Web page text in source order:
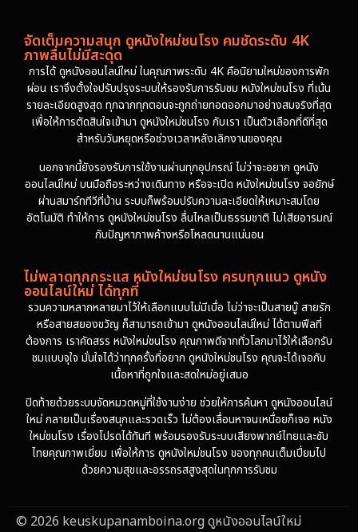
จัดเต็มความสนุก ดูหนังใหม่ชนโรง คมชัดระดับ 4K
ภาพลื่นไม่มีสะดุด
การได้ ดูหนังออนไลน์ใหม่ ในคุณภาพระดับ 4K คือนิยามใหม่ของการพัก
ผ่อน เราจึงตั้งใจปรับปรุงระบบให้รองรับการรับชม หนังใหม่ชนโรง ที่เน้น
รายละเอียดสูงสุด ทุกฉากทุกตอนจะถูกถ่ายทอดออกมาอย่างสมจริงที่สุด
เพื่อให้การตัดสินใจเข้ามา ดูหนังใหม่ชนโรง กับเรา เป็นตัวเลือกที่ดีที่สุด
สำหรับวันหยุดหรือช่วงเวลาหลังเลิกงานของคุณ
นอกจากนี้ยังรองรับการใช้งานผ่านทุกอุปกรณ์ ไม่ว่าจะอยาก ดูหนัง
ออนไลน์ใหม่ บนมือถือระหว่างเดินทาง หรือจะเปิด หนังใหม่ชนโรง จอยักษ์
ผ่านสมาร์ททีวีที่บ้าน ระบบก็พร้อมปรับความละเอียดให้เหมาะสมโดย
อัตโนมัติ ทำให้การ ดูหนังใหม่ชนโรง ลื่นไหลเป็นธรรมชาติ ไม่เสียอารมณ์
กับปัญหาภาพค้างหรือโหลดนานแน่นอน
ไม่พลาดทุกกระแส หนังใหม่ชนโรง ครบทุกแนว ดูหนัง
ออนไลน์ใหม่ ได้ทุกที่
รวมความหลากหลายมาไว้ให้เลือกแบบไม่มีเบื่อ ไม่ว่าจะเป็นสายบู๊ สายรัก
หรือสายสยองขวัญ ก็สามารถเข้ามา ดูหนังออนไลน์ใหม่ ได้ตามฟีลที่
ต้องการ เราคัดสรร หนังใหม่ชนโรง คุณภาพดีจากทั่วโลกมาไว้ให้เลือกรับ
ชมแบบจุใจ มั่นใจได้ว่าทุกครั้งที่อยาก ดูหนังใหม่ชนโรง คุณจะได้เจอกับ
เนื้อหาที่ถูกใจและสดใหม่อยู่เสมอ
ปิดท้ายด้วยระบบจัดหมวดหมู่ที่ใช้งานง่าย ช่วยให้การค้นหา ดูหนังออนไลน์
ใหม่ กลายเป็นเรื่องสนุกและรวดเร็ว ไม่ต้องเลื่อนหาจนเหนื่อยก็เจอ หนัง
ใหม่ชนโรง เรื่องโปรดได้ทันที พร้อมรองรับระบบเสียงพากย์ไทยและซับ
ไทยคุณภาพเยี่ยม เพื่อให้การ ดูหนังใหม่ชนโรง ของทุกคนเต็มเปี่ยมไป
ด้วยความสุขและอรรถรสสูงสุดในทุกการรับชม
© 2026 keuskupanamboina.org ดูหนังออนไลน์ใหม่